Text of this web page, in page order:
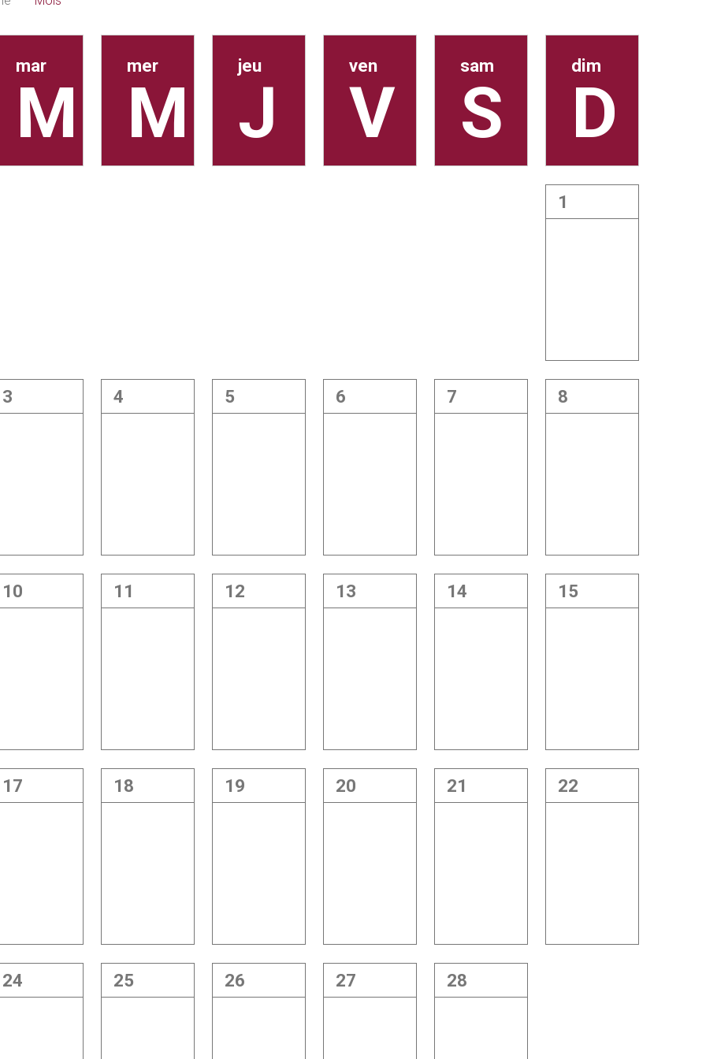
mar mer jeu ven sam dim
1
3 4 5 6 7 8
10 11 12 13 14 15
17 18 19 20 21 22
24 25 26 27 28